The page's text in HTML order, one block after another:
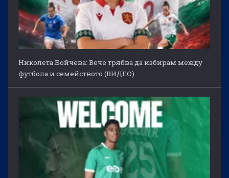
Николета Бойчева: Вече трябва да избирам между
футбола и семейството (ВИДЕО)